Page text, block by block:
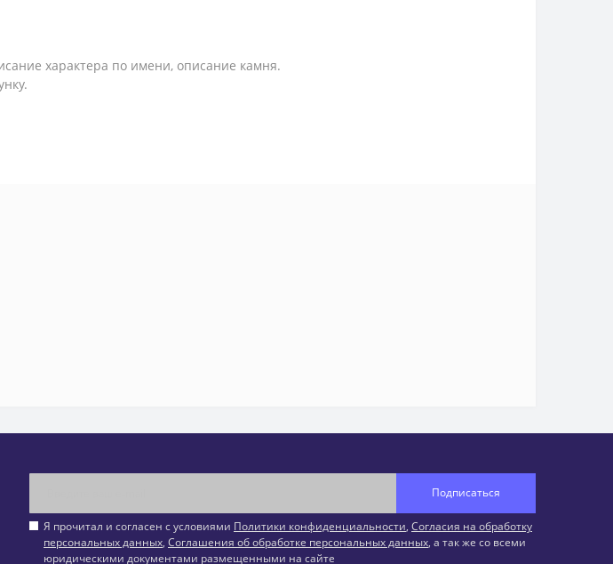
характера по имени, описание камня.
Подписаться
Я прочитал и согласен с условиями Политики конфиденциальности, Согласия на обработку
персональных данных, Соглашения об обработке персональных данных, а так же со всеми
юридическими документами размещенными на сайте